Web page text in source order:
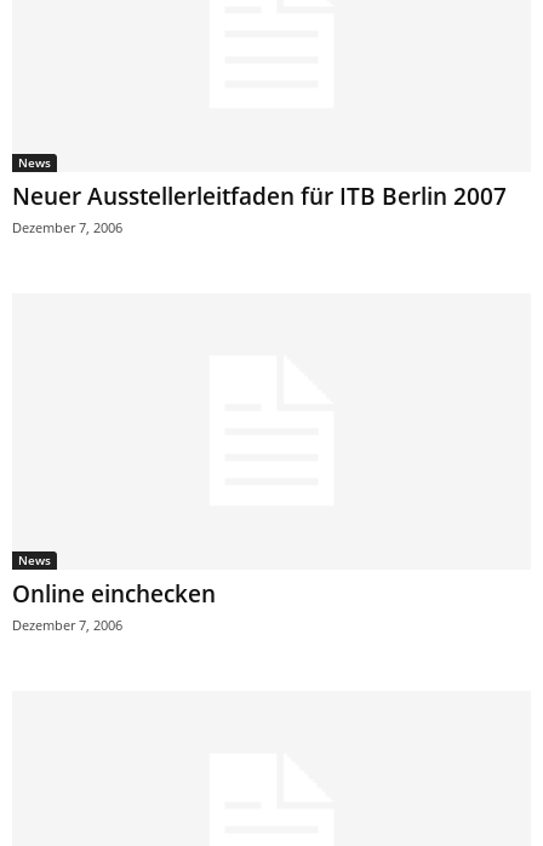
News
Neuer Ausstellerleitfaden für ITB Berlin 2007
Dezember 7, 2006
News
Online einchecken
Dezember 7, 2006